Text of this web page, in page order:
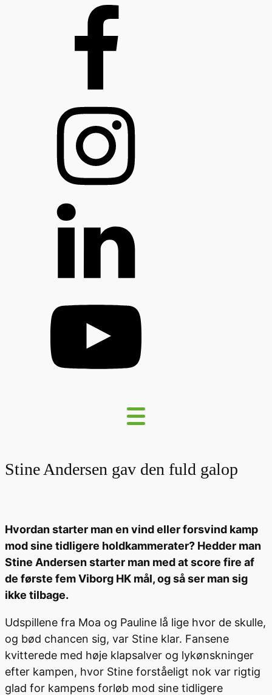
Stine Andersen gav den fuld galop
Hvordan starter man en vind eller forsvind kamp
mod sine tidligere holdkammerater? Hedder man
Stine Andersen starter man med at score fire af
de første fem Viborg HK mål, og så ser man sig
ikke tilbage.
Udspillene fra Moa og Pauline lå lige hvor de skulle,
og bød chancen sig, var Stine klar. Fansene
kvitterede med høje klapsalver og lykønskninger
efter kampen, hvor Stine forståeligt nok var rigtig
glad for kampens forløb mod sine tidligere